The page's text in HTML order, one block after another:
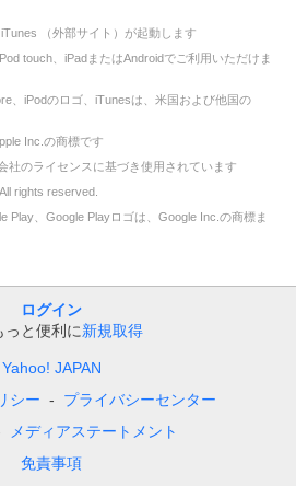
（外部サイト）が起動します
touch、iPadまたはAndroidでご利用いただけま
、iPodのロゴ、iTunesは、米国および他国の
Inc.の商標です
社のライセンスに基づき使用されています
rights reserved.
Play、Google Playロゴは、Google Inc.の商標ま
ログイン
っと便利に新規取得
Yahoo! JAPAN
シー
プライバシーセンター
メディアステートメント
免責事項